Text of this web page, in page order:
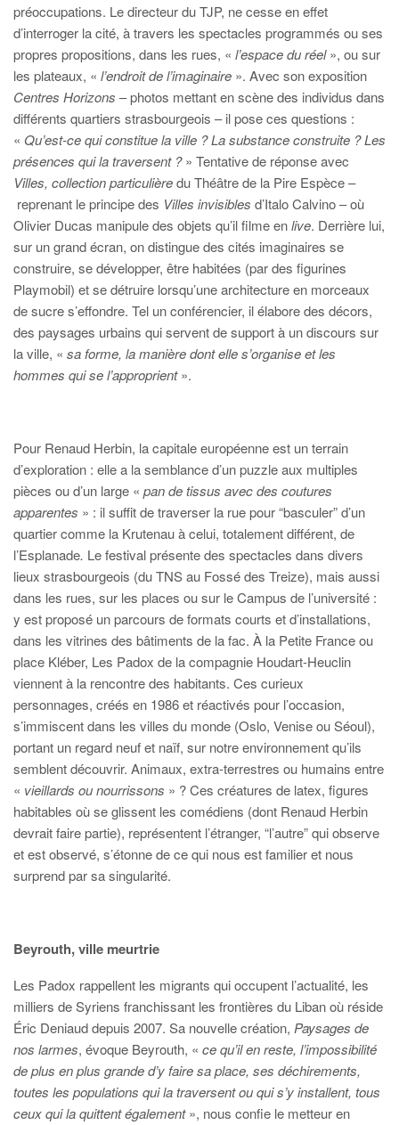
préoccupations. Le directeur du TJP, ne cesse en effet
d’interroger la cité, à travers les spectacles programmés ou ses
propres propositions, dans les rues, « l’espace du réel», ou sur
les plateaux, « l’endroit de l’imaginaire ». Avec son exposition
Centres Horizons – photos mettant en scène des individus dans
différents quartiers strasbourgeois – il pose ces questions :
« Qu’est-ce qui constitue la ville ? La substance construite ? Les
présences qui la traversent ?» Tentative de réponse avec
Villes, collection particulièredu Théâtre de la Pire Espèce –
reprenant le principe des Villes invisibles d’Italo Calvino – où
Olivier Ducas manipule des objets qu’il filme enlive. Derrière lui,
sur un grand écran, on distingue des cités imaginaires se
construire, se développer, être habitées (par des figurines
Playmobil) et se détruire lorsqu’une architecture en morceaux
de sucre s’effondre. Tel un conférencier, il élabore des décors,
des paysages urbains qui servent de support à un discours sur
la ville, « sa forme, la manière dont elle s’organise et les
hommes qui se l’approprient».
Pour Renaud Herbin, la capitale européenne est un terrain
d’exploration : elle a la semblance d’un puzzle aux multiples
pièces ou d’un large « pan de tissus avec des coutures
apparentes » : il suffit de traverser la rue pour “basculer” d’un
quartier comme la Krutenau à celui, totalement différent, de
l’Esplanade. Le festival présente des spectacles dans divers
lieux strasbourgeois (du TNS au Fossé des Treize), mais aussi
dans les rues, sur les places ou sur le Campus de l’université :
y est proposé un parcours de formats courts et d’installations,
dans les vitrines des bâtiments de la fac. À la Petite France ou
place Kléber, Les Padox de la compagnie Houdart-Heuclin
viennent à la rencontre des habitants. Ces curieux
personnages, créés en 1986 et réactivés pour l’occasion,
s’immiscent dans les villes du monde (Oslo, Venise ou Séoul),
portant un regard neuf et naïf, sur notre environnement qu’ils
semblent découvrir. Animaux, extra-terrestres ou humains entre
« vieillards ou nourrissons » ? Ces créatures de latex, figures
habitables où se glissent les comédiens (dont Renaud Herbin
devrait faire partie), représentent l’étranger, “l’autre” qui observe
et est observé, s’étonne de ce qui nous est familier et nous
surprend par sa singularité.
Beyrouth, ville meurtrie
Les Padox rappellent les migrants qui occupent l’actualité, les
milliers de Syriens franchissant les frontières du Liban où réside
Éric Deniaud depuis 2007. Sa nouvelle création, Paysages de
nos larmes, évoque Beyrouth, « ce qu’il en reste, l’impossibilité
de plus en plus grande d’y faire sa place, ses déchirements,
toutes les populations qui la traversent ou qui s’y installent, tous
ceux qui la quittent également», nous confie le metteur en